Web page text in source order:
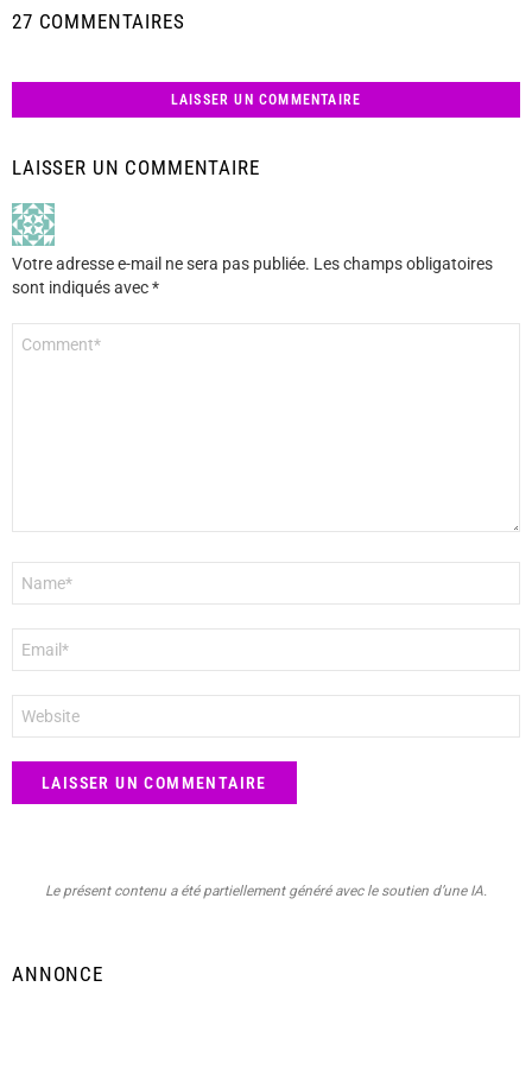
27 COMMENTAIRES
LAISSER UN COMMENTAIRE
LAISSER UN COMMENTAIRE
Votre adresse e-mail ne sera pas publiée. Les champs obligatoires
sont indiqués avec*
mail
*
web
Le présent contenu a été partiellement généré avec le soutien d’une IA.
ANNONCE